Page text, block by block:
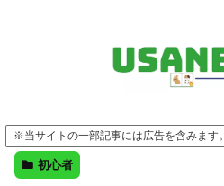
※当サイトの一部記事には広告を含みます。
初心者